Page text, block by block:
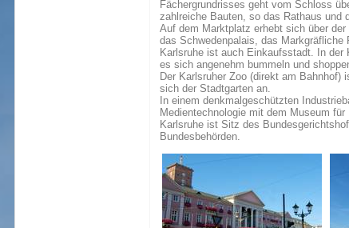
Fächergrundrisses geht vom Schloss
zahlreiche Bauten, so das Rathaus und
Auf dem Marktplatz erhebt sich über
das Schwedenpalais, das
Karlsruhe ist auch Einkaufsstadt. In der
es sich angenehm bummeln und
Der Karlsruher Zoo (direkt am
sich der Stadtgarten an.
In einem denkmalgeschützten
Medientechnologie mit dem Museum
Karlsruhe ist Sitz des
Bundesbehörden.